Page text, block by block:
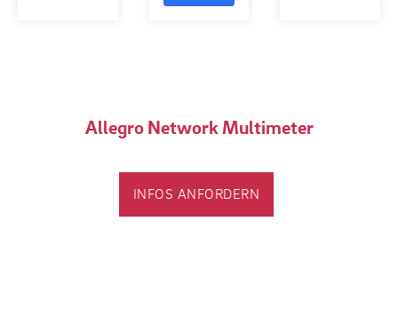
Allegro Network Multimeter
INFOS ANFORDERN